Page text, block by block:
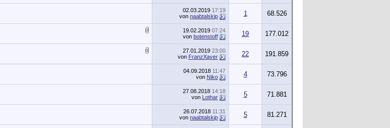
02.03.2019 17:19
von naabtalskip 1 68.526
19.02.2019 07:24
von botenstoff 19 177.012
27.01.2019 23:00
von FranzXaver 22 191.859
04.09.2018 11:47
von Niko 4 73.796
27.08.2018 14:18
von Lothar 5 71.881
26.07.2018 11:31
von naabtalskip 5 81.271